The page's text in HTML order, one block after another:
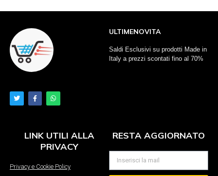
ULTIMENOVITA
Saldi Esclusivi su prodotti Made in
Italy a prezzi scontati fino al 70%
LINK UTILI ALLA
PRIVACY
Privacy e Cookie Policy
RESTA AGGIORNATO